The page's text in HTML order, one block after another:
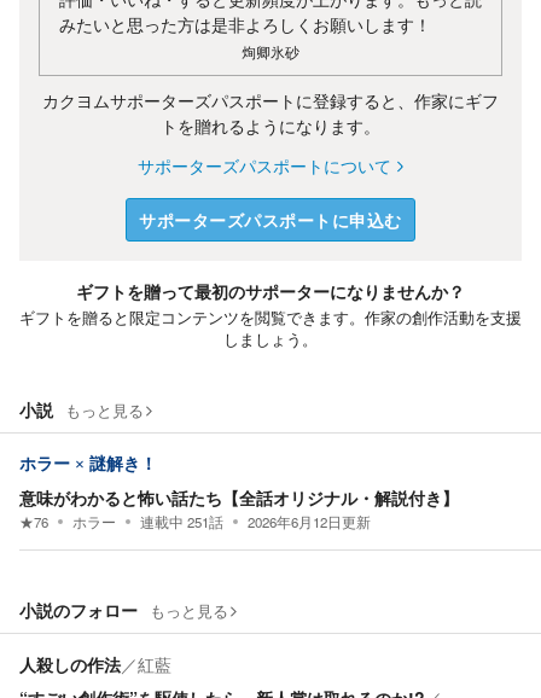
みたいと思った方は是非よろしくお願いします！
㶷卿氷砂
カクヨムサポーターズパスポートに登録すると、作家にギフ
トを贈れるようになります。
サポーターズパスポートについて
サポーターズパスポートに申込む
ギフトを贈って最初のサポーターになりませんか？
ギフトを贈ると限定コンテンツを閲覧できます。作家の創作活動を支援
しましょう。
小説 もっと見る
ホラー × 謎解き！
意味がわかると怖い話たち【全話オリジナル・解説付き】
★76 ホラー 連載中 251話 2026年6月12日更新
小説のフォロー もっと見る
人殺しの作法／紅藍